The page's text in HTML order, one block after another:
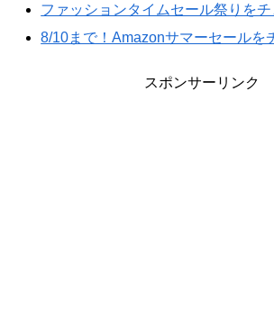
ファッションタイムセール祭りをチ
8/10まで！Amazonサマーセールを
スポンサーリンク